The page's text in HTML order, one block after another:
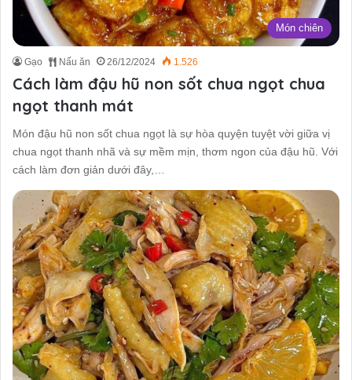
Món chiên
Gạo Nấu ăn 26/12/2024 1.526
Cách làm đậu hũ non sốt chua ngọt chua
ngọt thanh mát
Món đậu hũ non sốt chua ngọt là sự hòa quyện tuyệt vời giữa vị
chua ngọt thanh nhã và sự mềm mịn, thơm ngon của đậu hũ. Với
cách làm đơn giản dưới đây,…